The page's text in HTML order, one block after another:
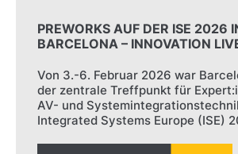
PREWORKS AUF DER ISE 2026
BARCELONA – INNOVATION
Von 3.-6. Februar 2026 war
der zentrale Treffpunkt für
AV- und
Integrated Systems Europe (ISE)